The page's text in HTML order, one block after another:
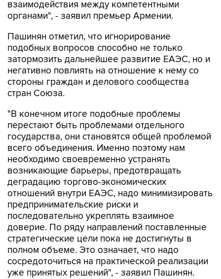
взаимодействия между компетентными
органами", - заявил премьер Армении.
Пашинян отметил, что игнорирование
подобных вопросов способно не только
затормозить дальнейшее развитие ЕАЭС, но и
негативно повлиять на отношение к нему со
стороны граждан и делового сообщества
стран Союза.
"В конечном итоге подобные проблемы
перестают быть проблемами отдельного
государства, они становятся общей проблемой
всего объединения. Именно поэтому нам
необходимо своевременно устранять
возникающие барьеры, предотвращать
деградацию торгово-экономических
отношений внутри ЕАЭС, надо минимизировать
предпринимательские риски и
последовательно укреплять взаимное
доверие. По ряду направлений поставленные
стратегические цели пока не достигнуты в
полном объеме. Это означает, что надо
сосредоточиться на практической реализации
уже принятых решений", - заявил Пашинян.